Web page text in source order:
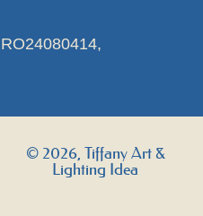
© 2026, Tiffany Art &
Lighting Idea